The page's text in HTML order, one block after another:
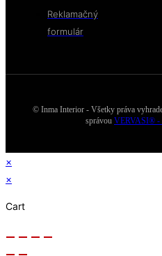
Reklamačný
formulár
© Inma Interior - Všetky práva
správou VERVASI® -
×
×
Cart